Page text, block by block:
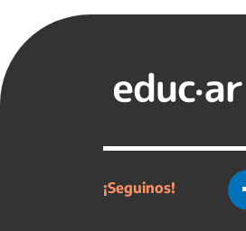
¡Seguinos!